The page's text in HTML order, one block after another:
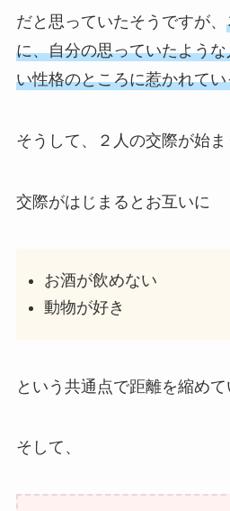
だと思っていたそうですが、
に、自分の思っていたよう
い性格のところに惹かれてい
そうして、２人の交際が始ま
交際がはじまるとお互いに
お酒が飲めない
動物が好き
という共通点で距離を縮めて
そして、